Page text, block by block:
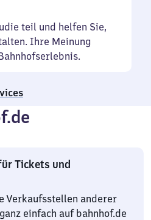
teil und helfen Sie,
Ihre Meinung
Tickets und
Verkaufsstellen anderer
einfach auf bahnhof.de